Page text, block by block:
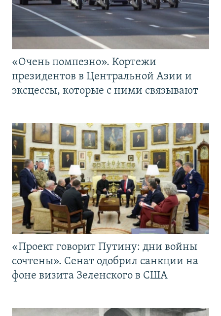
«Очень помпезно». Кортежи
президентов в Центральной Азии и
эксцессы, которые с ними связывают
«Проект говорит Путину: дни войны
сочтены». Сенат одобрил санкции на
фоне визита Зеленского в США